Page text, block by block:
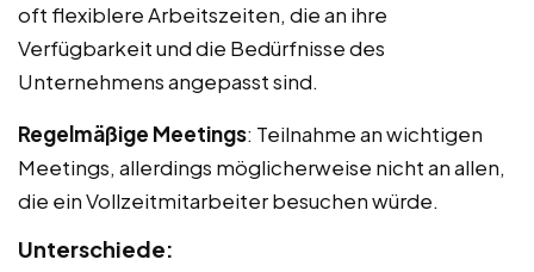
oft flexiblere Arbeitszeiten, die an ihre
Verfügbarkeit und die Bedürfnisse des
Unternehmens angepasst sind.
Regelmäßige Meetings: Teilnahme an wichtigen
Meetings, allerdings möglicherweise nicht an allen,
die ein Vollzeitmitarbeiter besuchen würde.
Unterschiede: